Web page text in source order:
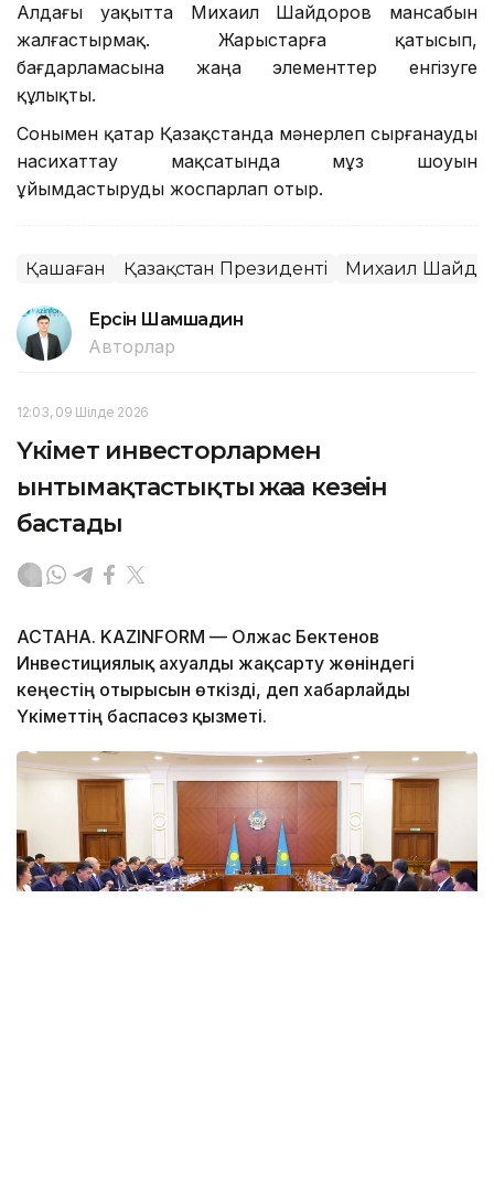
Алдағы уақытта Михаил Шайдоров мансабын
жалғастырмақ. Жарыстарға қатысып,
бағдарламасына жаңа элементтер енгізуге
құлықты.
Сонымен қатар Қазақстанда мәнерлеп сырғанауды
насихаттау мақсатында мұз шоуын
ұйымдастыруды жоспарлап отыр.
Қашаған Қазақстан Президенті Михаил
Ерсiн Шамшадин
Авторлар
12:03, 09 Шілде 2026
Үкімет инвесторлармен
ынтымақтастықтың жаңа кезеңін
бастады
АСТАНА. KAZINFORM — Олжас Бектенов
Инвестициялық ахуалды жақсарту жөніндегі
кеңестің отырысын өткізді, деп хабарлайды
Үкіметтің баспасөз қызметі.